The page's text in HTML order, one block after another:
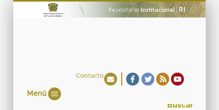
Contacto
Menú
Buscar